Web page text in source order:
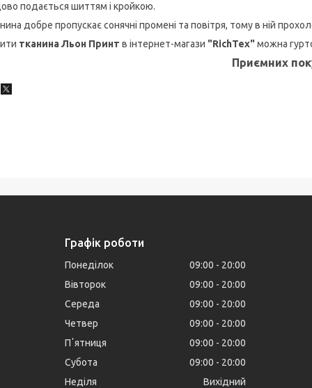
подається шиттям і кройкою.
добре пропускає сонячні промені та повітря, тому в ній
тканина Льон Принт в інтернет-магази "RichTex" можна
Приємних
Графік роботи
Понеділок 09:00
20:00
Вівторок
09:00
20:00
Середа
09:00
20:00
Четвер
09:00
20:00
Пʼятниця
09:00
20:00
Субота
09:00
20:00
Неділя
Вихідний